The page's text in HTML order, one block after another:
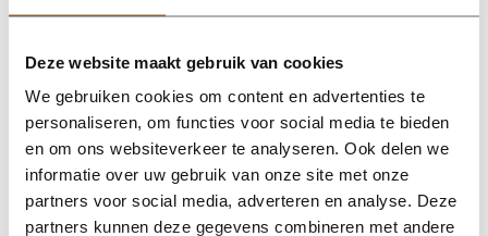
Deze website maakt gebruik van cookies
We gebruiken cookies om content en advertenties te
personaliseren, om functies voor social media te bieden
en om ons websiteverkeer te analyseren. Ook delen we
informatie over uw gebruik van onze site met onze
partners voor social media, adverteren en analyse. Deze
partners kunnen deze gegevens combineren met andere
Plantenbak RAL 7022 Ombergrijs
Plantenbak RAL 7006 Beigegrijs
Plantenbak RAL 6013 Rietgroen
Plantenbak RAL 7031 Blauwgrijs
Plantenbak RAL 8004 Koperbruin
Plantenbak RAL 8019 Grijsbruin
Plantenbak RAL 8024 Beigebruin
Plantenbak RAL 1014 Ivoorkleurig
Plantenbak RAL 1019 Grijsbeige